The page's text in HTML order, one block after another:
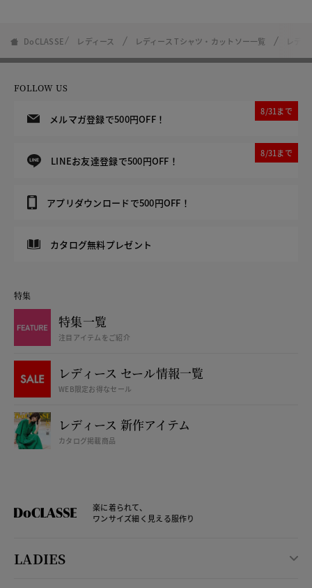
DoCLASSE レディース レディース Tシャツ・カットソー一覧
FOLLOW US
メルマガ登録で500円OFF！
8/31まで
LINEお友達登録で500円OFF！
8/31まで
アプリダウンロードで500円OFF！
カタログ無料プレゼント
特集
特集一覧
注目アイテムをご紹介
レディース セール情報一覧
WEB限定お得なセール
レディース 新作アイテム
カタログ掲載商品
楽に着られて、
ワンサイズ細く見える服作り
LADIES